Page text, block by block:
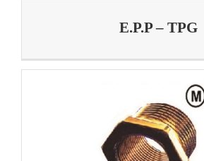
E.P.P – TPG